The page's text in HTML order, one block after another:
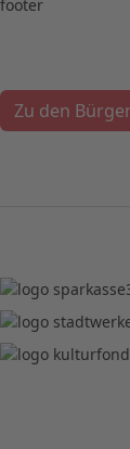
Zu den